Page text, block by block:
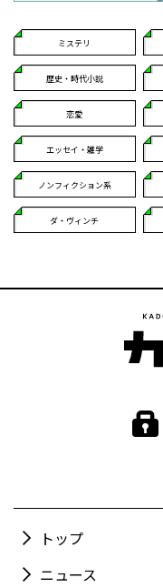
ミステリ
歴史・時代小説
恋愛
エッセイ・雑学
ノンフィクション系
ダ・ヴィンチ
トップ
ニュース